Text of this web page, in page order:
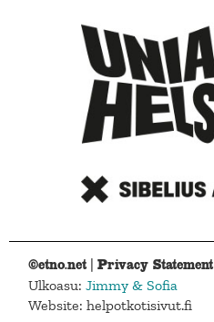
©etno.net |Privacy Statement
Ulkoasu:Jimmy & Sofia
Website: helpotkotisivut.fi